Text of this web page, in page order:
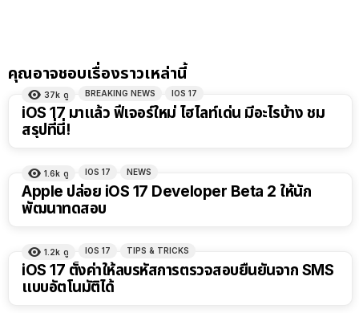
คุณอาจชอบเรื่องราวเหล่านี้
37k ดู BREAKING NEWS IOS 17
iOS 17 มาแล้ว ฟีเจอร์ใหม่ ไฮไลท์เด่น มีอะไรบ้าง ชม
สรุปที่นี่!
1.6k ดู IOS 17 NEWS
Apple ปล่อย iOS 17 Developer Beta 2 ให้นัก
พัฒนาทดสอบ
1.2k ดู IOS 17 TIPS & TRICKS
iOS 17 ตั้งค่าให้ลบรหัสการตรวจสอบยืนยันจาก SMS
แบบอัตโนมัติได้